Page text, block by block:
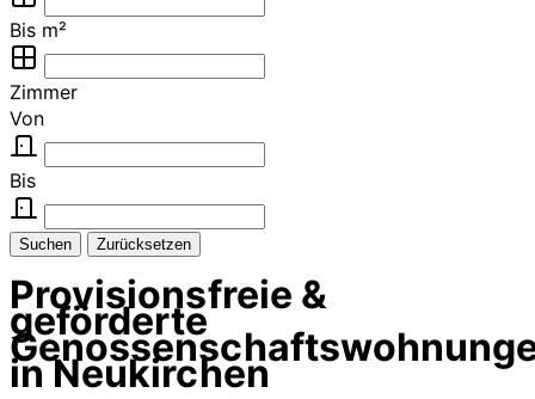
Bis m²
Zimmer
Von
Bis
Suchen Zurücksetzen
Provisionsfreie &
geförderte
in Neukirchen